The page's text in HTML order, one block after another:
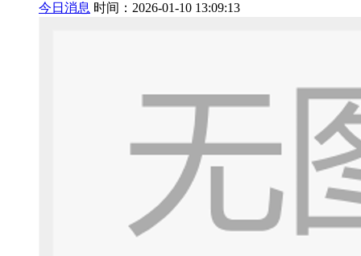
今日消息 时间：2026-01-10 13:09:13